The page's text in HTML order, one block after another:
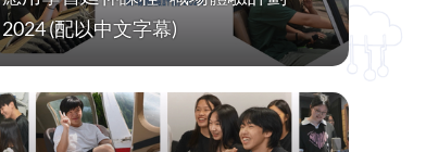
2024 (配以中文字幕)